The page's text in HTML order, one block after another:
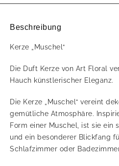
Beschreibung
Kerze „Muschel“
Die Duft Kerze von Art Floral
Hauch künstlerischer Eleganz.
Die Kerze „Muschel“ vereint
gemütliche Atmosphäre.
Form einer Muschel, ist sie ein
und ein besonderer Blickfang
Schlafzimmer oder